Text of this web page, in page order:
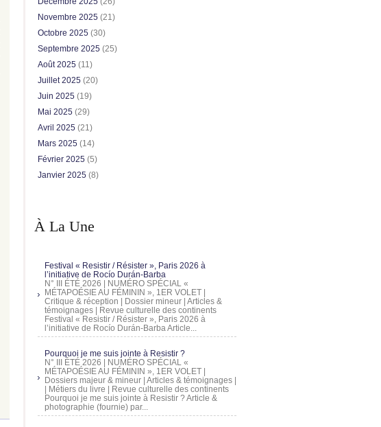
Novembre 2025 (21)
Octobre 2025 (30)
Septembre 2025 (25)
Août 2025 (11)
Juillet 2025 (20)
Juin 2025 (19)
Mai 2025 (29)
Avril 2025 (21)
Mars 2025 (14)
Février 2025 (5)
Janvier 2025 (8)
À La Une
Festival « Resistir / Résister », Paris 2026 à
l’initiative de Rocío Durán-Barba
N° III ÉTÉ 2026 | NUMÉRO SPÉCIAL «
MÉTAPOÉSIE AU FÉMININ », 1ER VOLET |
Critique & réception | Dossier mineur | Articles &
témoignages | Revue culturelle des continents
Festival « Resistir / Résister », Paris 2026 à
l’initiative de Rocío Durán-Barba Article...
Pourquoi je me suis jointe à Resistir ?
N° III ÉTÉ 2026 | NUMÉRO SPÉCIAL «
MÉTAPOÉSIE AU FÉMININ », 1ER VOLET |
Dossiers majeur & mineur | Articles & témoignages |
| Métiers du livre | Revue culturelle des continents
Pourquoi je me suis jointe à Resistir ? Article &
photographie (fournie) par...